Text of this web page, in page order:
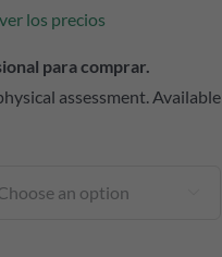
los precios
para comprar.
assessment. Available